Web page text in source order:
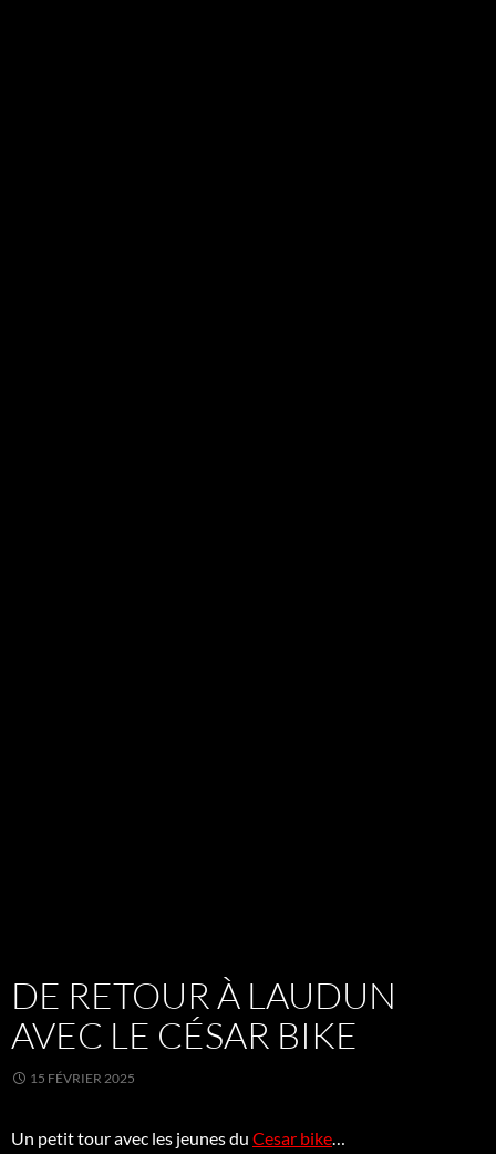
DE RETOUR À LAUDUN
AVEC LE CÉSAR BIKE
15 FÉVRIER 2025
Un petit tour avec les jeunes du Cesar bike…